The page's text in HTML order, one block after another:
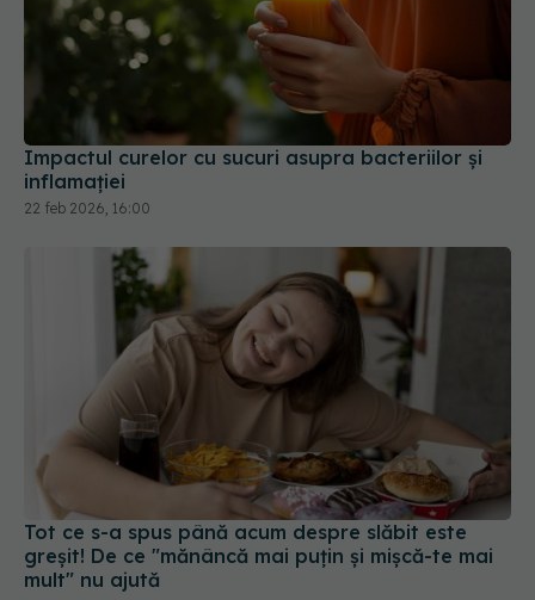
Impactul curelor cu sucuri asupra bacteriilor și
inflamației
22 feb 2026, 16:00
Tot ce s-a spus până acum despre slăbit este
greșit! De ce "mănâncă mai puțin și mișcă-te mai
mult" nu ajută
12 iul 2025, 19:25